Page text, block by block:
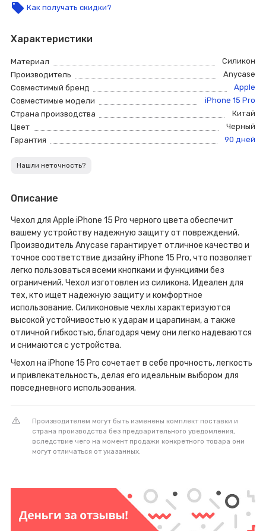
local_offer Как получать скидки?
Характеристики
Материал
Силикон
Производитель
Anycase
Совместимый бренд
Apple
Совместимые модели
iPhone 15 Pro
Страна производства
Китай
Цвет
Черный
Гарантия
90 дней
Нашли неточность?
Описание
Чехол для Apple iPhone 15 Pro черного цвета обеспечит
вашему устройству надежную защиту от повреждений.
Производитель Anycase гарантирует отличное качество и
точное соответствие дизайну iPhone 15 Pro, что позволяет
легко пользоваться всеми кнопками и функциями без
ограничений. Чехол изготовлен из силикона. Идеален для
тех, кто ищет надежную защиту и комфортное
использование. Силиконовые чехлы характеризуются
высокой устойчивостью к ударам и царапинам, а также
отличной гибкостью, благодаря чему они легко надеваются
и снимаются с устройства.
Чехол на iPhone 15 Pro сочетает в себе прочность, легкость
и привлекательность, делая его идеальным выбором для
повседневного использования.
Производителем могут быть изменены комплект поставки и
страна производства без предварительного уведомления,
вследствие чего на момент продажи конкретного товара они
могут отличаться от указанных.